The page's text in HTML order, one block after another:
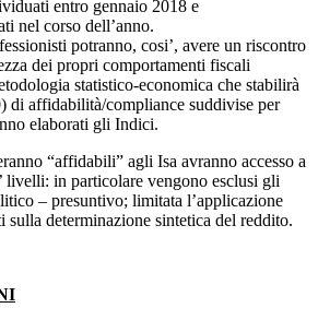
entro gennaio 2018 e
nel corso dell’anno.
potranno, cosi’, avere un riscontro
dei propri comportamenti fiscali
statistico-economica che stabilirà
di affidabilità/compliance suddivise per
elaborati gli Indici.
“affidabili” agli Isa avranno accesso a
livelli: in particolare vengono esclusi gli
– presuntivo; limitata l’applicazione
sulla determinazione sintetica del reddito.